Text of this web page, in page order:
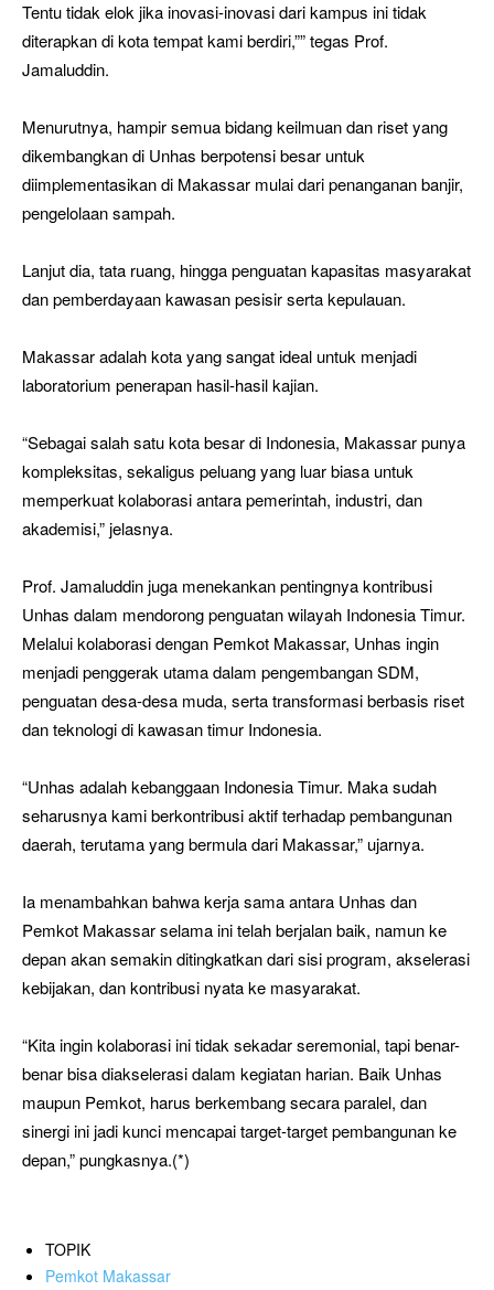
Tentu tidak elok jika inovasi-inovasi dari kampus ini tidak
diterapkan di kota tempat kami berdiri,”” tegas Prof.
Jamaluddin.
Menurutnya, hampir semua bidang keilmuan dan riset yang
dikembangkan di Unhas berpotensi besar untuk
diimplementasikan di Makassar mulai dari penanganan banjir,
pengelolaan sampah.
Lanjut dia, tata ruang, hingga penguatan kapasitas masyarakat
dan pemberdayaan kawasan pesisir serta kepulauan.
Makassar adalah kota yang sangat ideal untuk menjadi
laboratorium penerapan hasil-hasil kajian.
“Sebagai salah satu kota besar di Indonesia, Makassar punya
kompleksitas, sekaligus peluang yang luar biasa untuk
memperkuat kolaborasi antara pemerintah, industri, dan
akademisi,” jelasnya.
Prof. Jamaluddin juga menekankan pentingnya kontribusi
Unhas dalam mendorong penguatan wilayah Indonesia Timur.
Melalui kolaborasi dengan Pemkot Makassar, Unhas ingin
menjadi penggerak utama dalam pengembangan SDM,
penguatan desa-desa muda, serta transformasi berbasis riset
dan teknologi di kawasan timur Indonesia.
“Unhas adalah kebanggaan Indonesia Timur. Maka sudah
seharusnya kami berkontribusi aktif terhadap pembangunan
daerah, terutama yang bermula dari Makassar,” ujarnya.
Ia menambahkan bahwa kerja sama antara Unhas dan
Pemkot Makassar selama ini telah berjalan baik, namun ke
depan akan semakin ditingkatkan dari sisi program, akselerasi
kebijakan, dan kontribusi nyata ke masyarakat.
“Kita ingin kolaborasi ini tidak sekadar seremonial, tapi benar-
benar bisa diakselerasi dalam kegiatan harian. Baik Unhas
maupun Pemkot, harus berkembang secara paralel, dan
sinergi ini jadi kunci mencapai target-target pembangunan ke
depan,” pungkasnya.(*)
TOPIK
Pemkot Makassar